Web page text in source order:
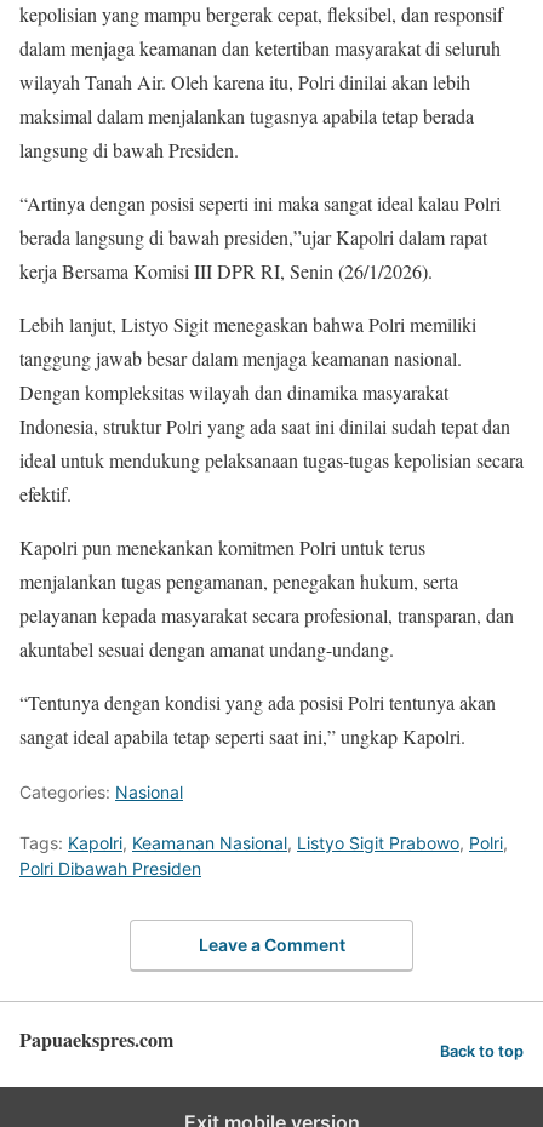
kepolisian yang mampu bergerak cepat, fleksibel, dan responsif
dalam menjaga keamanan dan ketertiban masyarakat di seluruh
wilayah Tanah Air. Oleh karena itu, Polri dinilai akan lebih
maksimal dalam menjalankan tugasnya apabila tetap berada
langsung di bawah Presiden.
“Artinya dengan posisi seperti ini maka sangat ideal kalau Polri
berada langsung di bawah presiden,”ujar Kapolri dalam rapat
kerja Bersama Komisi III DPR RI, Senin (26/1/2026).
Lebih lanjut, Listyo Sigit menegaskan bahwa Polri memiliki
tanggung jawab besar dalam menjaga keamanan nasional.
Dengan kompleksitas wilayah dan dinamika masyarakat
Indonesia, struktur Polri yang ada saat ini dinilai sudah tepat dan
ideal untuk mendukung pelaksanaan tugas-tugas kepolisian secara
efektif.
Kapolri pun menekankan komitmen Polri untuk terus
menjalankan tugas pengamanan, penegakan hukum, serta
pelayanan kepada masyarakat secara profesional, transparan, dan
akuntabel sesuai dengan amanat undang-undang.
“Tentunya dengan kondisi yang ada posisi Polri tentunya akan
sangat ideal apabila tetap seperti saat ini,” ungkap Kapolri.
Categories: Nasional
Tags: Kapolri, Keamanan Nasional, Listyo Sigit Prabowo, Polri,
Polri Dibawah Presiden
Leave a Comment
Papuaekspres.com Back to top
Exit mobile version